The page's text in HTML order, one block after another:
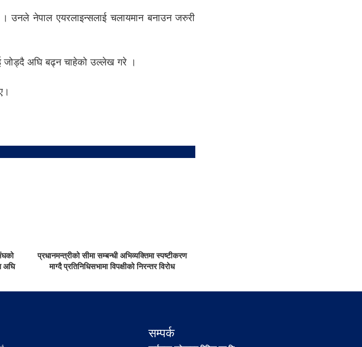
। उनले नेपाल एयरलाइन्सलाई चलायमान बनाउन जरुरी
जोड्दै अघि बढ्न चाहेको उल्लेख गरे ।
अघि
प्रधानमन्त्रीको सीमा सम्बन्धी अभिव्यक्तिमा स्पष्टीकरण
माग्दै प्रतिनिधिसभामा विपक्षीको निरन्तर विरोध
सम्पर्क